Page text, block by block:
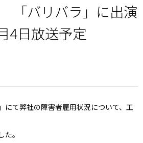
「バリバラ」に出演
4日放送予定
にて弊社の障害者雇用状況について、工
。